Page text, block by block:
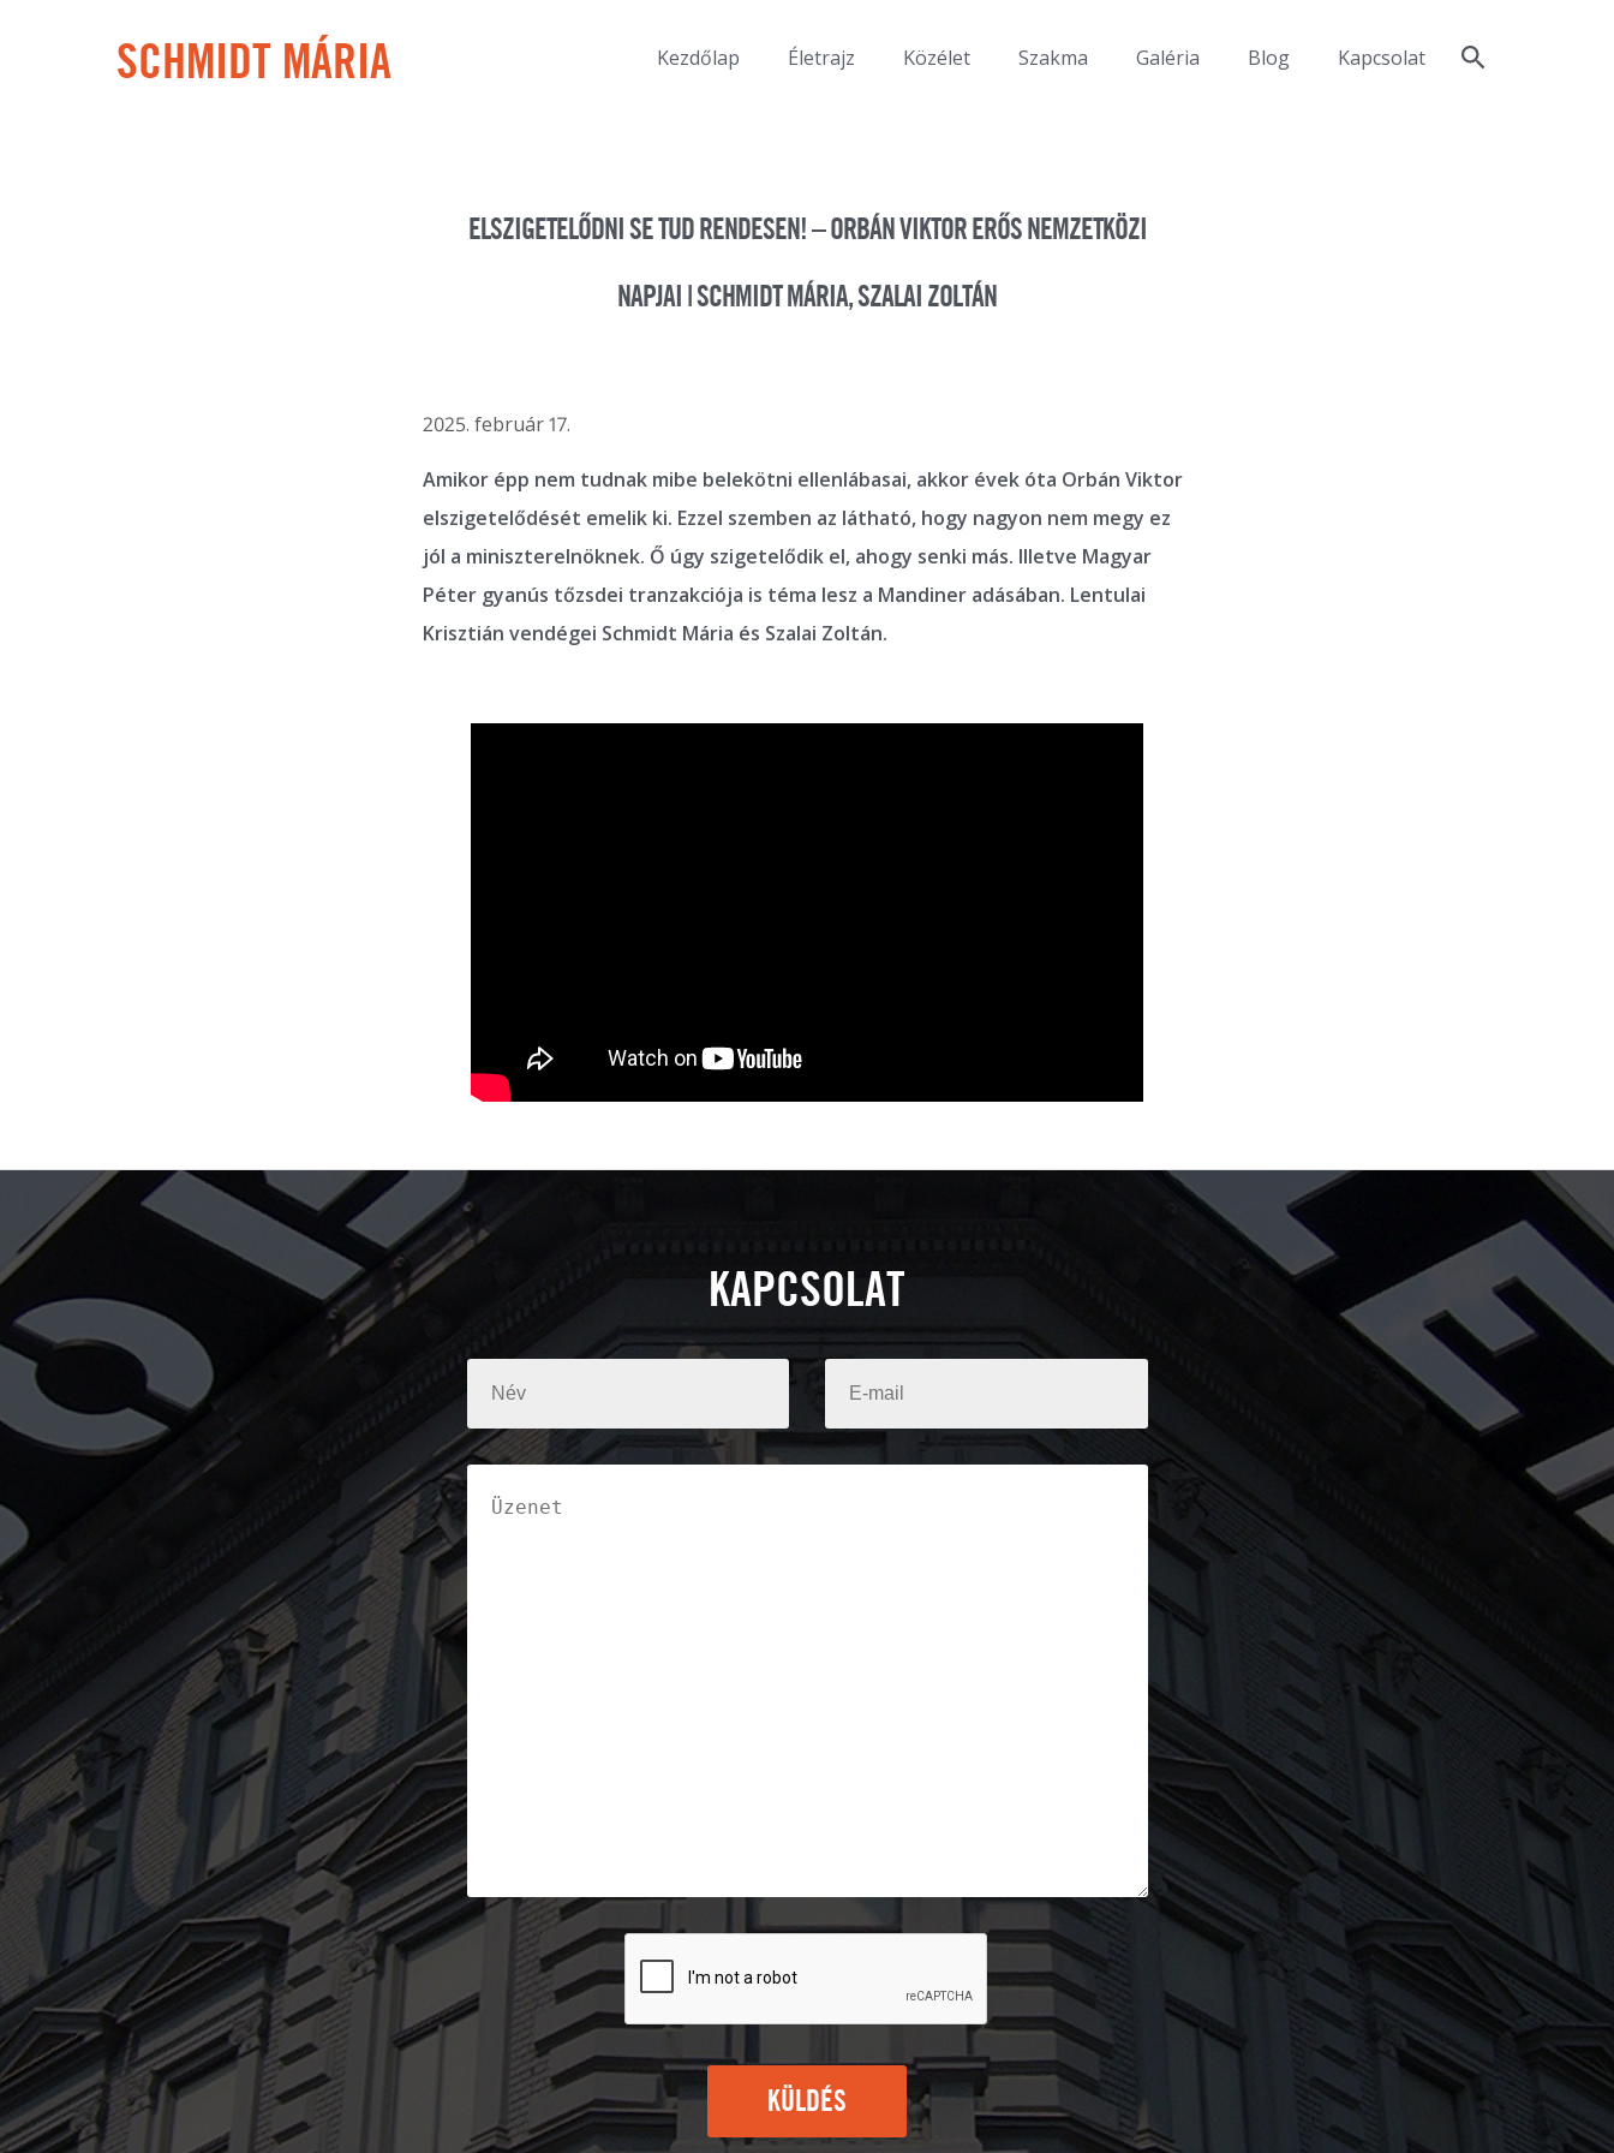
SCHMIDT MÁRIA Kezdőlap Életrajz Közélet Szakma Galéria Blog Kapcsolat
ELSZIGETELŐDNI SE TUD RENDESEN! – ORBÁN VIKTOR ERŐS NEMZETKÖZI
NAPJAI | SCHMIDT MÁRIA, SZALAI ZOLTÁN
2025. február 17.
Amikor épp nem tudnak mibe belekötni ellenlábasai, akkor évek óta Orbán Viktor
elszigetelődését emelik ki. Ezzel szemben az látható, hogy nagyon nem megy ez
jól a miniszterelnöknek. Ő úgy szigetelődik el, ahogy senki más. Illetve Magyar
Péter gyanús tőzsdei tranzakciója is téma lesz a Mandiner adásában. Lentulai
Krisztián vendégei Schmidt Mária és Szalai Zoltán.
KAPCSOLAT
KÜLDÉS